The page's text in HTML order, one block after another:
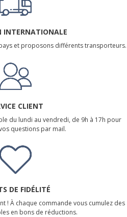
INTERNATIONALE
et proposons différents transporteurs.
CLIENT
du lundi au vendredi, de 9h à 17h pour
questions par mail.
DE FIDÉLITÉ
! À chaque commande vous cumulez des
en bons de réductions.